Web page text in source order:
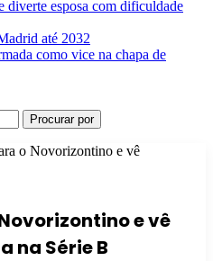
diverte esposa com dificuldade
até 2032
como vice na chapa de
Procurar por
o Novorizontino e vê
e vê
na Série B